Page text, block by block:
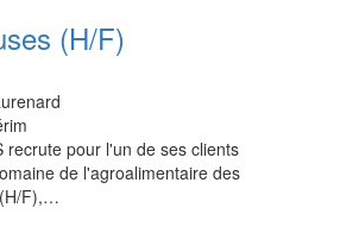
(H/F)
recrute pour l'un de ses clients
de l'agroalimentaire des
F),…